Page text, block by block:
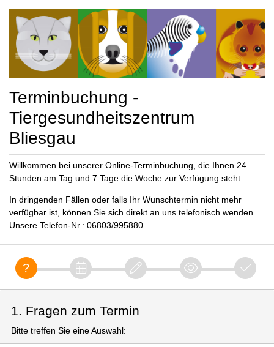
Terminbuchung -
Tiergesundheitszentrum
Bliesgau
Willkommen bei unserer Online-Terminbuchung, die Ihnen 24
Stunden am Tag und 7 Tage die Woche zur Verfügung steht.
In dringenden Fällen oder falls Ihr Wunschtermin nicht mehr
verfügbar ist, können Sie sich direkt an uns telefonisch wenden.
Unsere Telefon-Nr.: 06803/995880
1. Fragen zum Termin
Bitte treffen Sie eine Auswahl: